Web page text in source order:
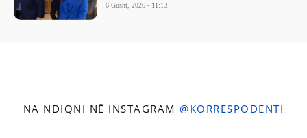
6 Gusht, 2026 - 11:13
NA NDIQNI NË INSTAGRAM @KORRESPODENTI